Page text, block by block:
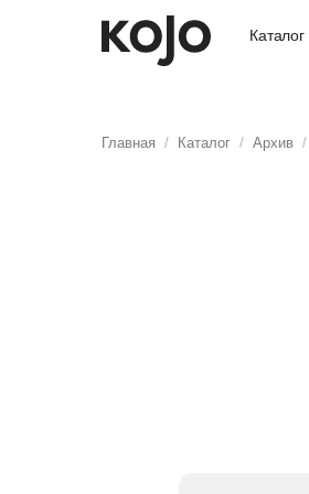
Каталог
Главная / Каталог / Архив /